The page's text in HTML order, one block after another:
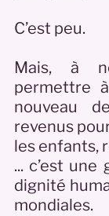
C’est peu.
Mais, à
permettre
nouveau
revenus
les enfants,
... c’est
dignité
mondiales.